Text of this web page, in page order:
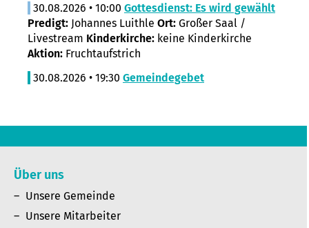
30.08.2026 • 10:00 Gottesdienst: Es wird gewählt
Predigt: Johannes Luithle Ort: Großer Saal /
Livestream Kinderkirche: keine Kinderkirche
Aktion: Fruchtaufstrich
30.08.2026 • 19:30 Gemeindegebet
Über uns
Unsere Gemeinde
Unsere Mitarbeiter